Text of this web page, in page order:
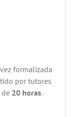
formalizada
por tutores
20 horas.